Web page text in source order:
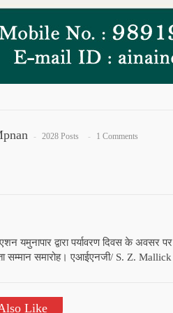
2028 Posts 1 Comments
यमुनापार द्वारा पर्यावरण दिवस के अवसर पर
सम्मान समारोह। एआईएनजी/ S. Z. Mallick
Like